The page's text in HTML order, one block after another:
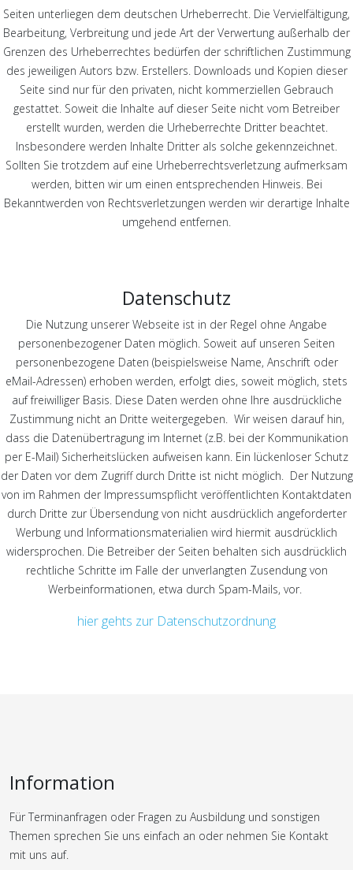
Seiten unterliegen dem deutschen Urheberrecht. Die Vervielfältigung,
Bearbeitung, Verbreitung und jede Art der Verwertung außerhalb der
Grenzen des Urheberrechtes bedürfen der schriftlichen Zustimmung
des jeweiligen Autors bzw. Erstellers. Downloads und Kopien dieser
Seite sind nur für den privaten, nicht kommerziellen Gebrauch
gestattet. Soweit die Inhalte auf dieser Seite nicht vom Betreiber
erstellt wurden, werden die Urheberrechte Dritter beachtet.
Insbesondere werden Inhalte Dritter als solche gekennzeichnet.
Sollten Sie trotzdem auf eine Urheberrechtsverletzung aufmerksam
werden, bitten wir um einen entsprechenden Hinweis. Bei
Bekanntwerden von Rechtsverletzungen werden wir derartige Inhalte
umgehend entfernen.
Datenschutz
Die Nutzung unserer Webseite ist in der Regel ohne Angabe
personenbezogener Daten möglich. Soweit auf unseren Seiten
personenbezogene Daten (beispielsweise Name, Anschrift oder
eMail-Adressen) erhoben werden, erfolgt dies, soweit möglich, stets
auf freiwilliger Basis. Diese Daten werden ohne Ihre ausdrückliche
Zustimmung nicht an Dritte weitergegeben. Wir weisen darauf hin,
dass die Datenübertragung im Internet (z.B. bei der Kommunikation
per E-Mail) Sicherheitslücken aufweisen kann. Ein lückenloser Schutz
der Daten vor dem Zugriff durch Dritte ist nicht möglich. Der Nutzung
von im Rahmen der Impressumspflicht veröffentlichten Kontaktdaten
durch Dritte zur Übersendung von nicht ausdrücklich angeforderter
Werbung und Informationsmaterialien wird hiermit ausdrücklich
widersprochen. Die Betreiber der Seiten behalten sich ausdrücklich
rechtliche Schritte im Falle der unverlangten Zusendung von
Werbeinformationen, etwa durch Spam-Mails, vor.
hier gehts zur Datenschutzordnung
Information
Für Terminanfragen oder Fragen zu Ausbildung und sonstigen
Themen sprechen Sie uns einfach an oder nehmen Sie Kontakt
mit uns auf.